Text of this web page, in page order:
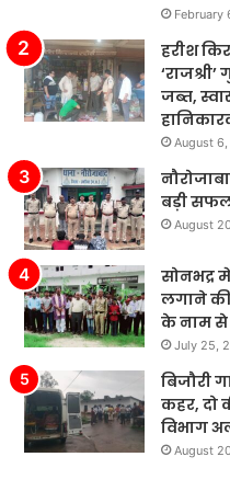
खर्च
कर
रहे
हैं’।
February
हरीश
जब्त,
August
बड़ी
August
सोनभद्र
लगाने
के नाम से
July 25,
बिजौरी
कहर, दो
विभाग
August